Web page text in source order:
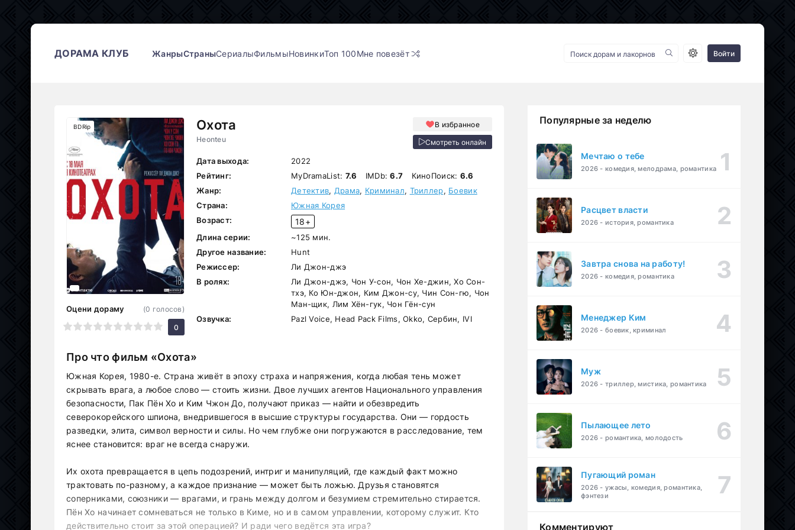
ДОРАМА КЛУБ ЖанрыСтраныСериалыФильмыНовинкиТоп 100Мне повезёт Войти
Охота
Heonteu
В избранное
Смотреть онлайн
BDRip
Оцени дораму
7 8 9 10
(0 голосов)
0
Дата выхода:
2022
Рейтинг:
MyDramaList: 7.6 IMDb:6.7 КиноПоиск: 6.6
Жанр:
Детектив, Драма, Криминал, Триллер, Боевик
Страна:
Южная Корея
Возраст:
18+
Длина серии:
~125 мин.
Другое название:
Hunt
Режиссер:
Ли Джон-джэ
В ролях:
Ли Джон-джэ, Чон У-сон, Чон Хе-джин, Хо Сон-
тхэ, Ко Юн-джон, Ким Джон-су, Чин Сон-гю, Чон
Ман-щик, Лим Хён-гук, Чон Гён-сун
Озвучка:
Pazl Voice, Head Pack Films, Okko, Сербин, IVI
Про что фильм «Охота»
Южная Корея, 1980-е. Страна живёт в эпоху страха и напряжения, когда любая тень может
скрывать врага, а любое слово — стоить жизни. Двое лучших агентов Национального управления
безопасности, Пак Пён Хо и Ким Чжон До, получают приказ — найти и обезвредить
северокорейского шпиона, внедрившегося в высшие структуры государства. Они — гордость
разведки, элита, символ верности и силы. Но чем глубже они погружаются в расследование, тем
яснее становится: враг не всегда снаружи.
Их охота превращается в цепь подозрений, интриг и манипуляций, где каждый факт можно
трактовать по-разному, а каждое признание — может быть ложью. Друзья становятся
соперниками, союзники — врагами, и грань между долгом и безумием стремительно стирается.
Пён Хо начинает сомневаться не только в Киме, но и в самом управлении, которому служит. Кто
действительно стоит за этой операцией? И ради чего ведётся эта игра?
Популярные за неделю
Мечтаю о тебе
2026 - комедия, мелодрама, романтика
Расцвет власти
2026 - история, романтика
Завтра снова на работу!
2026 - комедия, романтика
Менеджер Ким
2026 - боевик, криминал
Муж
2026 - триллер, мистика, романтика
Пылающее лето
2026 - романтика, молодость
Пугающий роман
2026 - ужасы, комедия, романтика,
фэнтези
Комментируют